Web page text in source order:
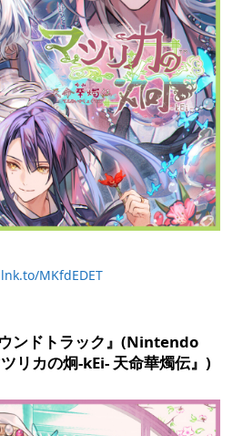
MKfdEDET
ウンドトラック』(Nintendo
リカの炯-kEi- 天命華燭伝』)